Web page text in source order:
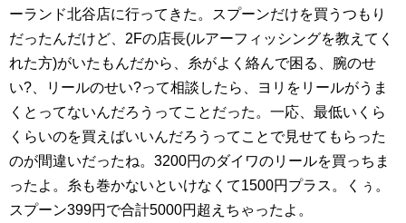
ーランド北谷店に行ってきた。スプーンだけを買うつもり
だったんだけど、2Fの店長(ルアーフィッシングを教えてく
れた方)がいたもんだから、糸がよく絡んで困る、腕のせ
い?、リールのせい?って相談したら、ヨリをリールがうま
くとってないんだろうってことだった。一応、最低いくら
くらいのを買えばいいんだろうってことで見せてもらった
のが間違いだったね。3200円のダイワのリールを買っちま
ったよ。糸も巻かないといけなくて1500円プラス。くぅ。
スプーン399円で合計5000円超えちゃったよ。